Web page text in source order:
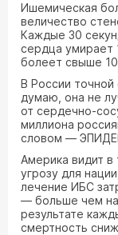
Ишемическая
величество
Каждые 30
сердца умирает
болеет свыше
В России точной
думаю, она не
от сердечно-
миллиона
словом —
Америка видит
угрозу для
лечение ИБС
— больше чем на
результате
смертность